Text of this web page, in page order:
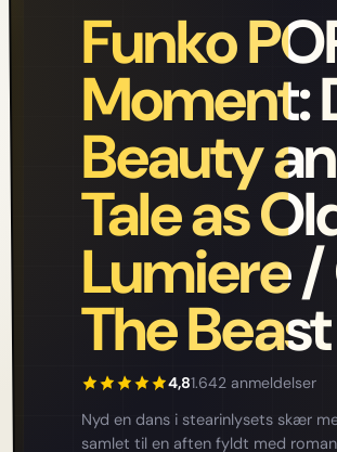
Funko
Moment:
Beauty
Tale as
Lumiere
The
4,81.642 anmeldelser
Nyd en dans i stearinlysets skær
samlet til en aften fyldt med